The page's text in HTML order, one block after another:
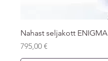
Nahast seljakott ENIGMA
Price
795,00 €